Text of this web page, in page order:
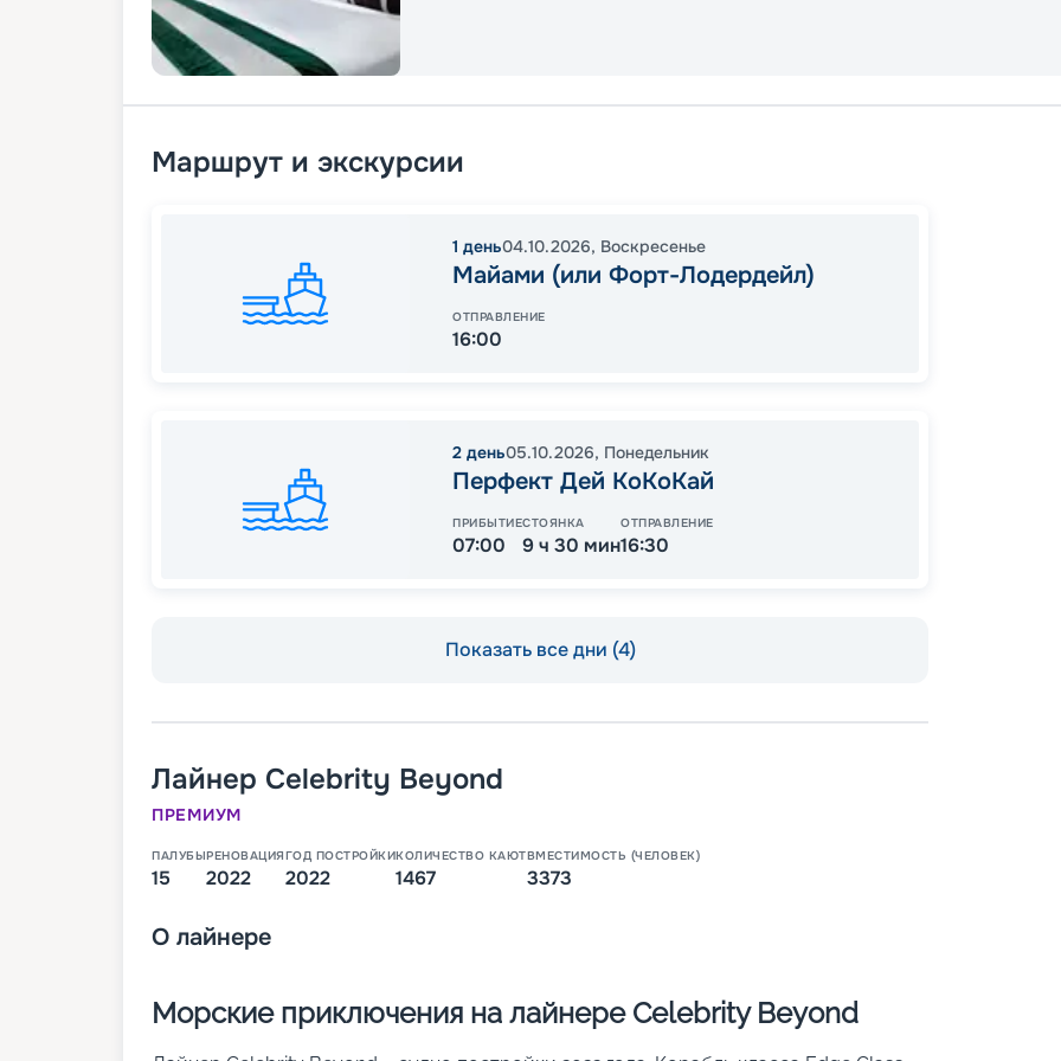
Маршрут и экскурсии
1 день04.10.2026, Воскресенье
Майами (или Форт-Лодердейл)
ОТПРАВЛЕНИЕ
16:00
2 день05.10.2026, Понедельник
Перфект Дей КоКоКай
ПРИБЫТИЕ
07:00
СТОЯНКА
9 ч 30 мин
ОТПРАВЛЕНИЕ
16:30
Показать все дни (4)
Лайнер Celebrity Beyond
ПРЕМИУМ
ПАЛУБЫ
15
РЕНОВАЦИЯ
2022
ГОД ПОСТРОЙКИ
2022
КОЛИЧЕСТВО КАЮТ
1467
ВМЕСТИМОСТЬ (ЧЕЛОВЕК)
3373
О лайнере
Морские приключения на лайнере Celebrity Beyond